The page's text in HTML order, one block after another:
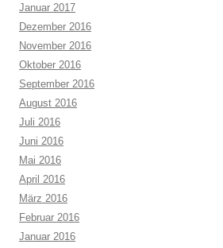
Januar 2017
Dezember 2016
November 2016
Oktober 2016
September 2016
August 2016
Juli 2016
Juni 2016
Mai 2016
April 2016
März 2016
Februar 2016
Januar 2016